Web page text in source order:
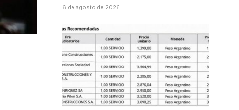
6 de agosto de 2026